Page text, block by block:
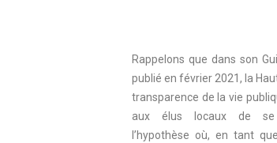
Rappelons que dans son
publié en février 2021, la
transparence de la vie
aux élus locaux de se
l’hypothèse où, en tant